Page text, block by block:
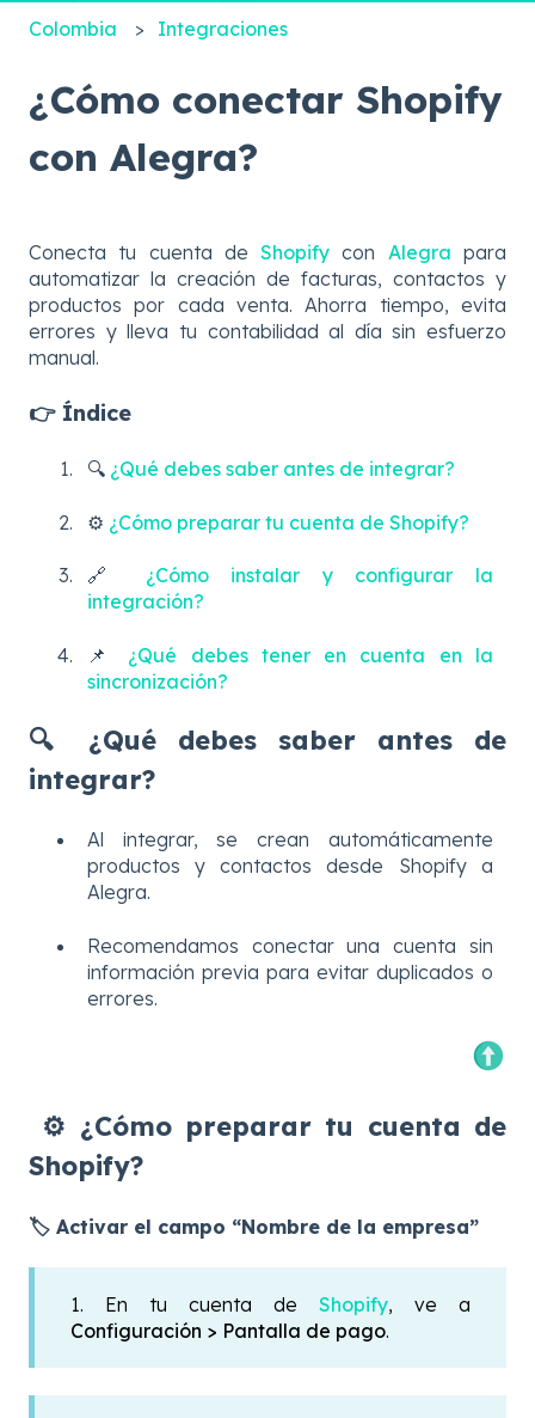
Colombia Integraciones
¿Cómo conectar Shopify
con Alegra?
Conecta tu cuenta deShopify con Alegra para
automatizar la creación de facturas, contactos y
productos por cada venta. Ahorra tiempo, evita
errores y lleva tu contabilidad al día sin esfuerzo
manual.
👉 Índice
🔍 ¿Qué debes saber antes de integrar?
⚙️ ¿Cómo preparar tu cuenta de Shopify?
🔗 ¿Cómo instalar y configurar la
integración?
📌 ¿Qué debes tener en cuenta en la
sincronización?
🔍 ¿Qué debes saber antes de
integrar?
Al integrar, se crean automáticamente
productos y contactos desde Shopify a
Alegra.
Recomendamos conectar una cuenta sin
información previa para evitar duplicados o
errores.
⚙️ ¿Cómo preparar tu cuenta de
Shopify?
🏷️ Activar el campo “Nombre de la empresa”
1. En tu cuenta de Shopify, ve a
Configuración > Pantalla de pago.